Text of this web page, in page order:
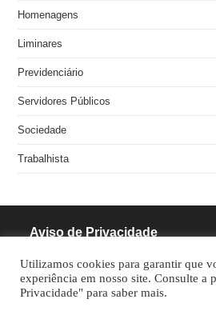
Homenagens
Liminares
Previdenciário
Servidores Públicos
Sociedade
Trabalhista
Aviso de Privacidade
RODRIGUES PINHEIRO
Utilizamos cookies para garantir que
experiência em nosso site. Consulte a
Privacidade" para saber mais.